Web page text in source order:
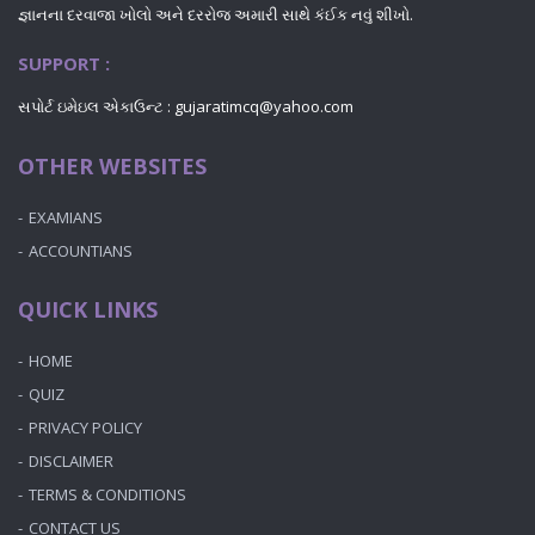
જ્ઞાનના દરવાજા ખોલો અને દરરોજ અમારી સાથે કંઈક નવું શીખો.
SUPPORT :
સપોર્ટ ઇમેઇલ એકાઉન્ટ : gujaratimcq@yahoo.com
OTHER WEBSITES
EXAMIANS
ACCOUNTIANS
QUICK LINKS
HOME
QUIZ
PRIVACY POLICY
DISCLAIMER
TERMS & CONDITIONS
CONTACT US